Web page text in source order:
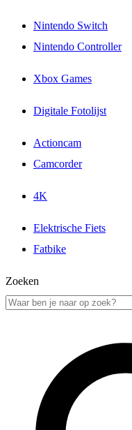
Nintendo Switch
Nintendo Controller
Xbox Games
Digitale Fotolijst
Actioncam
Camcorder
4K
Elektrische Fiets
Fatbike
Zoeken